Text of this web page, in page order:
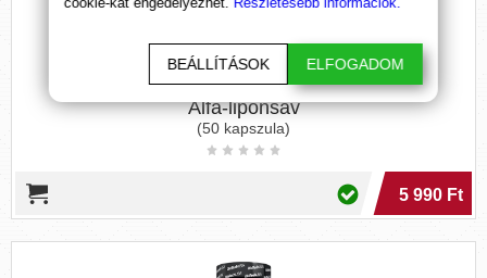
BioTech USA
Alfa-liponsav
(50 kapszula)
5 990 Ft
BEÁLLÍTÁSOK ELFOGADOM